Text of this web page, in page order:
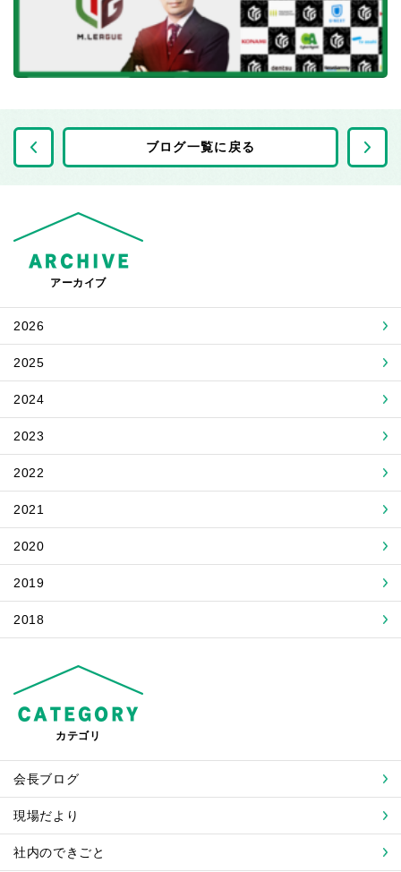
ブログ一覧に戻る
アーカイブ
2026
2025
2024
2023
2022
2021
2020
2019
2018
カテゴリ
会長ブログ
現場だより
社内のできごと